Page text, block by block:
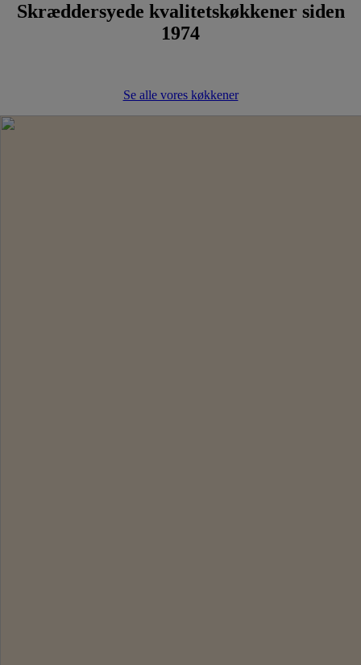
Skræddersyede kvalitetskøkkener siden
1974
Se alle vores køkkener